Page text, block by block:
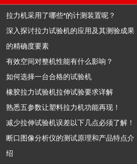
拉力机采用了哪些*的计测装置呢？
深入探讨拉力试验机的应用及其测验成果
的精确度要素
有效空间对整机性能有什么影响？
如何选择一台合格的试验机
橡胶拉力试验机拉伸试验要求详解
熟悉五参数让塑料拉力机功能再现！
减少拉伸试验机误差以下几点必须了解！
断口图像分析仪的测试原理和产品特点介
绍